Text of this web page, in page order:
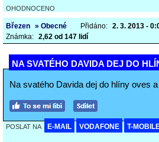
OHODNOCENO
Březen » Obecné Přidáno: 2. 3. 2013 -
Známka: 2,62 od 147 lidí
NA SVATÉHO DAVIDA DEJ DO
Na svatého Davida dej do hlíny oves
POSLAT NA E-MAIL VODAFONE T-